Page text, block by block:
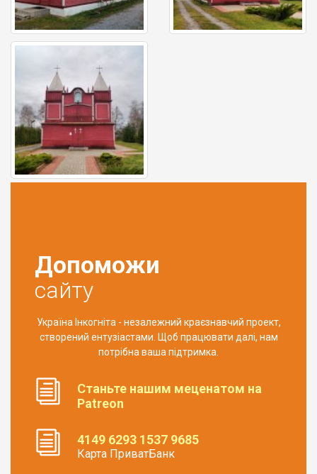
Допоможи
сайту
Україна Інкогніта - незалежний краєзнавчий проект,
створений ентузіастами. Щоб працювати далі, нам
потрібна ваша підтримка.
Станьте нашим меценатом на
Patreon
4149 6293 1537 9685
Карта ПриватБанк